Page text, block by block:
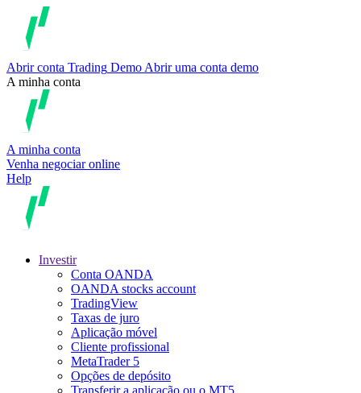
Abrir conta Trading Demo Abrir uma conta demo
A minha conta
A minha conta
Venha negociar online
Help
Investir
Conta OANDA
OANDA stocks account
TradingView
Taxas de juro
Aplicação móvel
Cliente profissional
MetaTrader 5
Opções de depósito
Transferir a aplicação ou o MT5